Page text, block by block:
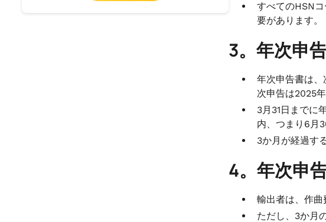
すべてのHSN
要があります。
3。年次申
年次申告書は
次申告は2025
3月31日までに
内、つまり6月
3か月が経過す
4。年次申
輸出者は、作曲
ただし、3か月